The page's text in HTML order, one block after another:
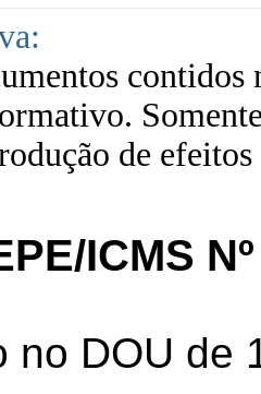
contidos
de
ICMS
no DOU de